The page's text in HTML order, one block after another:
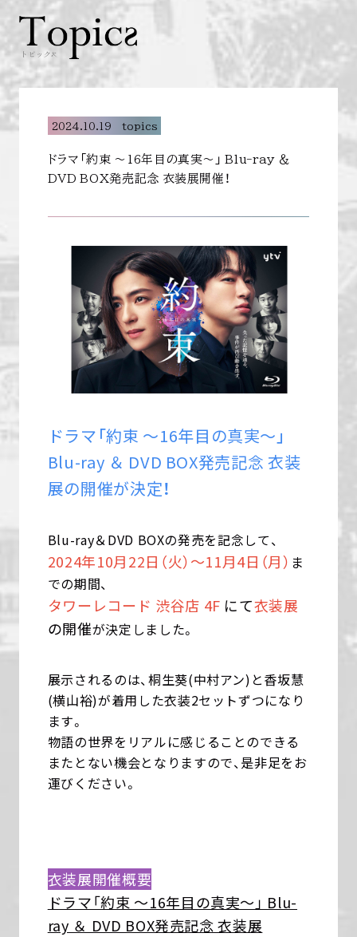
2024.10.19 topics
ドラマ「約束 ～16年目の真実～」 Blu-ray ＆
DVD BOX発売記念 衣装展開催！
ドラマ「約束 ～16年目の真実～」
Blu-ray ＆ DVD BOX発売記念 衣装
展の開催が決定！
Blu-ray＆DVD BOXの発売を記念して、
2024年10月22日（火）～11月4日（月） ま
での期間、
タワーレコード 渋谷店 4F にて衣装展
の開催が決定しました。
展示されるのは、桐生葵(中村アン)と香坂慧
(横山裕)が着用した衣装2セットずつになり
ます。
物語の世界をリアルに感じることのできる
またとない機会となりますので、是非足をお
運びください。
衣装展開催概要
ドラマ「約束 〜16年目の真実〜」 Blu-
ray ＆ DVD BOX発売記念 衣装展